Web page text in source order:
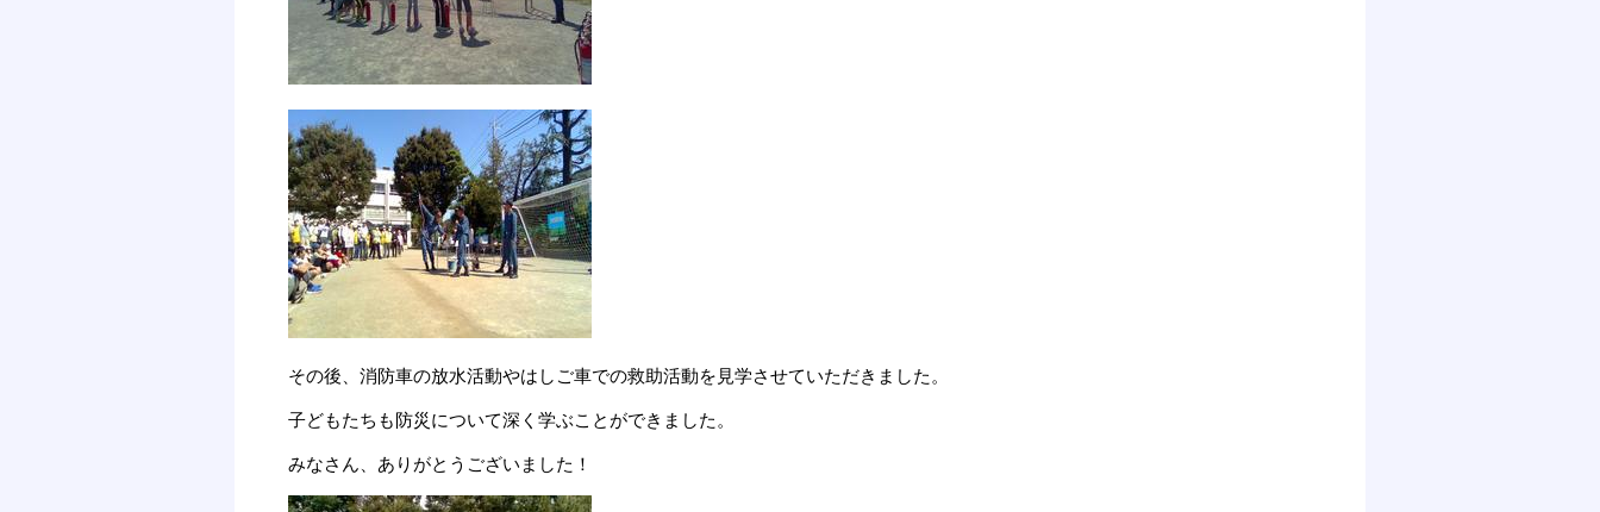
その後、消防車の放水活動やはしご車での救助活動を見学させていただきました。
子どもたちも防災について深く学ぶことができました。
みなさん、ありがとうございました！